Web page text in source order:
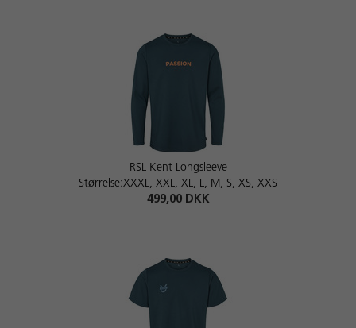
RSL Kent Longsleeve
Størrelse:XXXL, XXL, XL, L, M, S, XS, XXS
499,00 DKK